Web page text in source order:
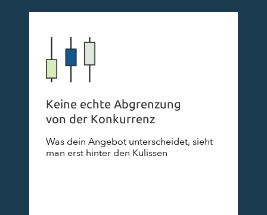
Keine echte Abgrenzung
von der Konkurrenz
Was dein Angebot unterscheidet, sieht
man erst hinter den Kulissen